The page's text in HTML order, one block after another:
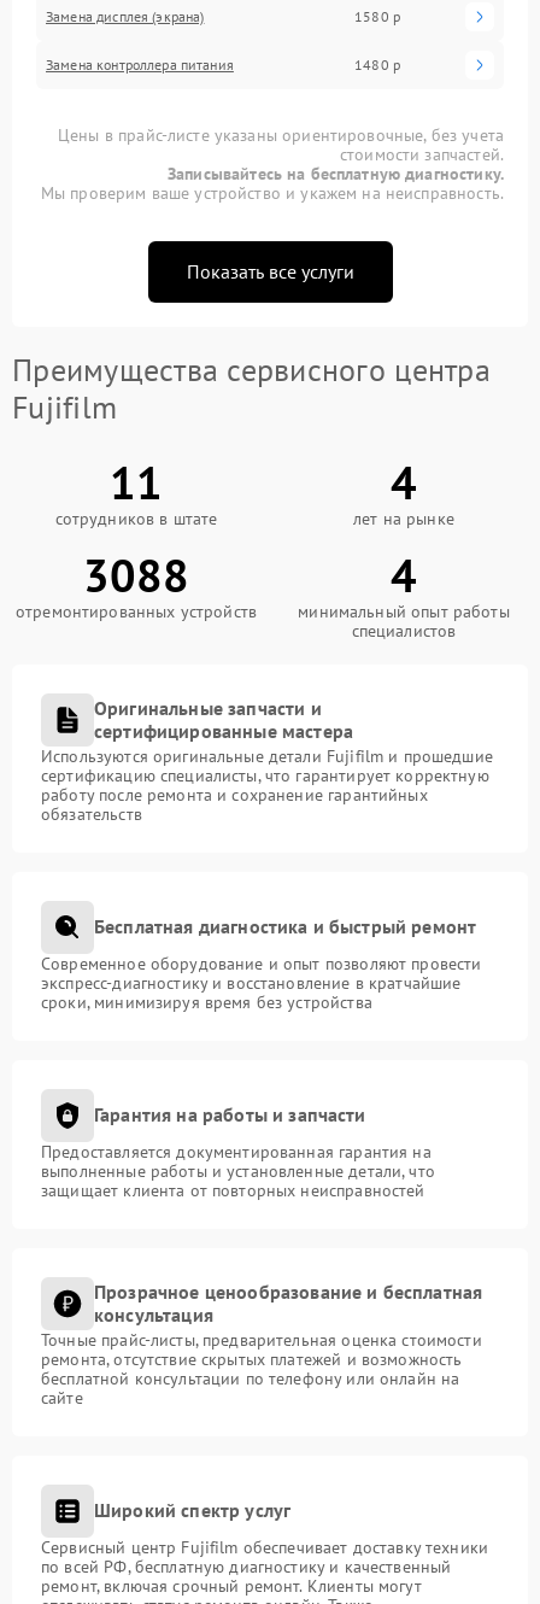
Замена дисплея (экрана) 1580 р
Замена контроллера питания 1480 р
Цены в прайс-листе указаны ориентировочные, без учета
стоимости запчастей.
Записывайтесь на бесплатную диагностику.
Мы проверим ваше устройство и укажем на неисправность.
Показать все услуги
Преимущества сервисного центра
Fujifilm
11
сотрудников в штате
4
лет на рынке
3088
отремонтированных устройств
4
минимальный опыт работы
специалистов
Оригинальные запчасти и
сертифицированные мастера
Используются оригинальные детали Fujifilm и прошедшие
сертификацию специалисты, что гарантирует корректную
работу после ремонта и сохранение гарантийных
обязательств
Бесплатная диагностика и быстрый ремонт
Современное оборудование и опыт позволяют провести
экспресс-диагностику и восстановление в кратчайшие
сроки, минимизируя время без устройства
Гарантия на работы и запчасти
Предоставляется документированная гарантия на
выполненные работы и установленные детали, что
защищает клиента от повторных неисправностей
Прозрачное ценообразование и бесплатная
консультация
Точные прайс-листы, предварительная оценка стоимости
ремонта, отсутствие скрытых платежей и возможность
бесплатной консультации по телефону или онлайн на
сайте
Широкий спектр услуг
Сервисный центр Fujifilm обеспечивает доставку техники
по всей РФ, бесплатную диагностику и качественный
ремонт, включая срочный ремонт. Клиенты могут